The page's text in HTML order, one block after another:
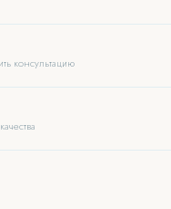
консультацию